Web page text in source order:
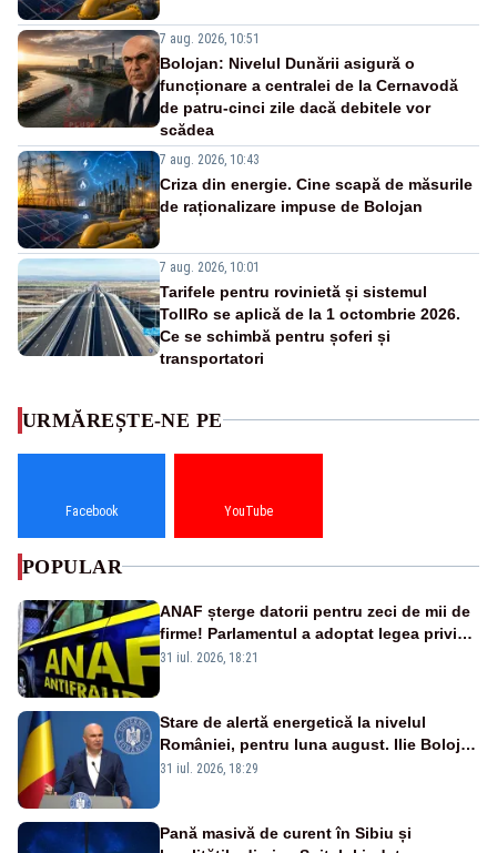
7 aug. 2026, 10:51
Bolojan: Nivelul Dunării asigură o
funcționare a centralei de la Cernavodă
de patru-cinci zile dacă debitele vor
scădea
7 aug. 2026, 10:43
Criza din energie. Cine scapă de măsurile
de raționalizare impuse de Bolojan
7 aug. 2026, 10:01
Tarifele pentru rovinietă și sistemul
TollRo se aplică de la 1 octombrie 2026.
Ce se schimbă pentru șoferi și
transportatori
URMĂREȘTE-NE PE
Facebook YouTube
POPULAR
ANAF șterge datorii pentru zeci de mii de
firme! Parlamentul a adoptat legea privind
amnistia fiscală
31 iul. 2026, 18:21
Stare de alertă energetică la nivelul
României, pentru luna august. Ilie Bolojan
a anunțat importuri și posibile restricții –
31 iul. 2026, 18:29
Pană masivă de curent în Sibiu și